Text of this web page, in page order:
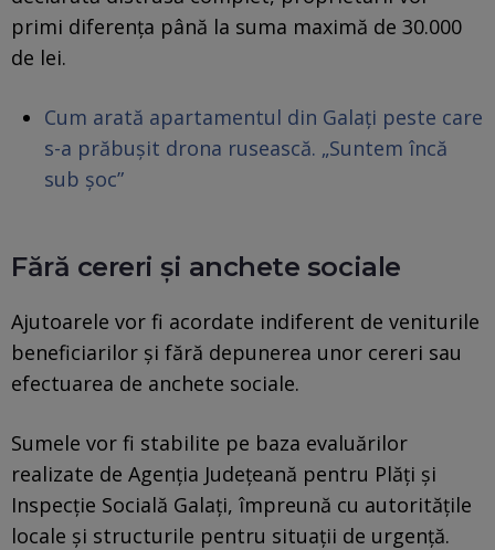
primi diferența până la suma maximă de 30.000
de lei.
Cum arată apartamentul din Galați peste care
s-a prăbușit drona rusească. „Suntem încă
sub șoc”
Fără cereri și anchete sociale
Ajutoarele vor fi acordate indiferent de veniturile
beneficiarilor și fără depunerea unor cereri sau
efectuarea de anchete sociale.
Sumele vor fi stabilite pe baza evaluărilor
realizate de Agenția Județeană pentru Plăți și
Inspecție Socială Galați, împreună cu autoritățile
locale și structurile pentru situații de urgență.